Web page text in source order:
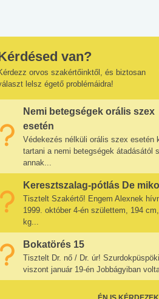
van?
orvos szakértőinktől, és biztosan
lelsz égető problémáidra!
Nemi betegségek orális szex
esetén
Védekezés nélküli orális szex esetén
tartani a nemi betegségek átadásától s
annak...
Keresztszalag-pótlás De
Tisztelt Szakértő! Engem Alexnek
1999. október 4-én születtem, 194
kg...
Bokatörés 15
Tisztelt Dr. nő / Dr. úr!
viszont január 19-én Jobbágyiban